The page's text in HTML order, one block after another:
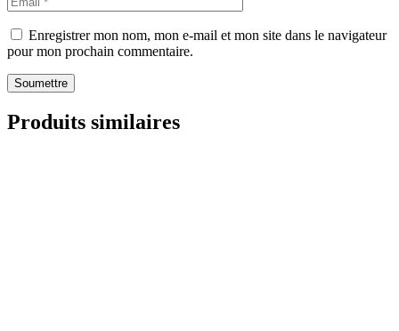
Enregistrer mon nom, mon e-mail et mon site dans le navigateur
pour mon prochain commentaire.
Soumettre
Produits similaires